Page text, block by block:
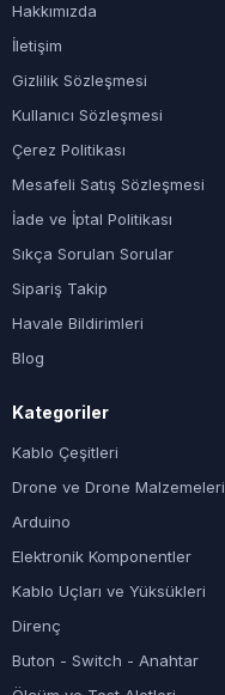
Hakkımızda
İletişim
Gizlilik Sözleşmesi
Kullanıcı Sözleşmesi
Çerez Politikası
Mesafeli Satış Sözleşmesi
İade ve İptal Politikası
Sıkça Sorulan Sorular
Sipariş Takip
Havale Bildirimleri
Blog
Kategoriler
Kablo Çeşitleri
Drone ve Drone Malzemeleri
Arduino
Elektronik Komponentler
Kablo Uçları ve Yüksükleri
Direnç
Buton - Switch - Anahtar